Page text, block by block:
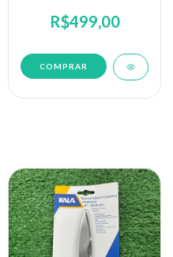
R$499,00
COMPRAR